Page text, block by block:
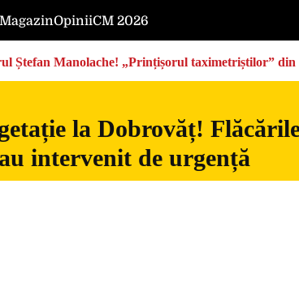
MagazinOpiniiCM 2026
Ștefan Manolache! „Prințișorul taximetriștilor”
la Dobrovăț!
intervenit de urgență